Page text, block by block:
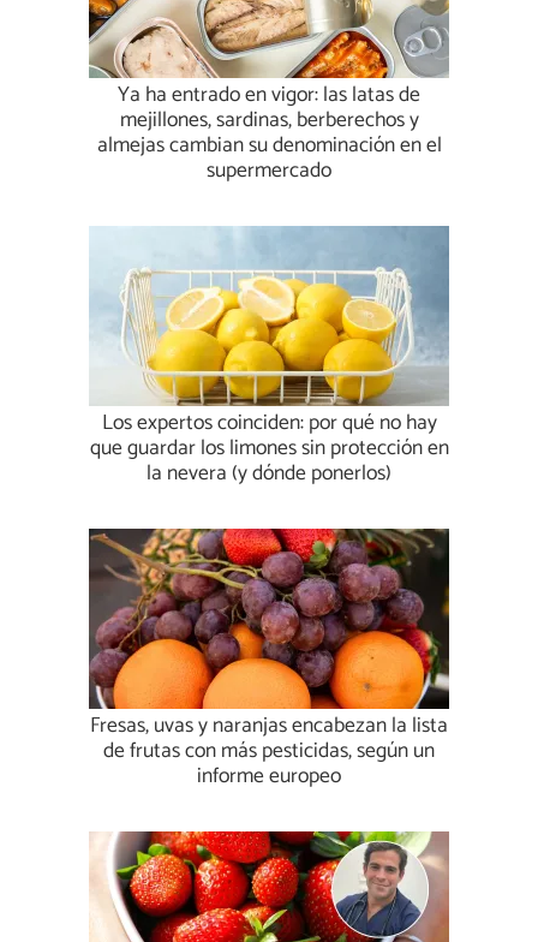
Ya ha entrado en vigor: las latas de
mejillones, sardinas, berberechos y
almejas cambian su denominación en el
supermercado
Los expertos coinciden: por qué no hay
que guardar los limones sin protección en
la nevera (y dónde ponerlos)
Fresas, uvas y naranjas encabezan la lista
de frutas con más pesticidas, según un
informe europeo